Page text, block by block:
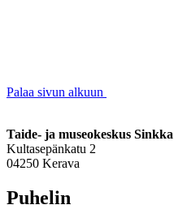
Palaa sivun alkuun
Taide- ja museokeskus Sinkka
Kultasepänkatu 2
04250 Kerava
Puhelin